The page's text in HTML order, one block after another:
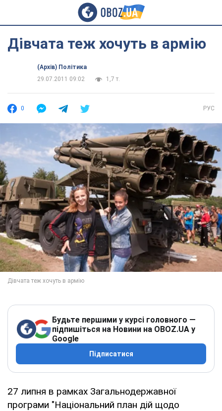
Дівчата теж хочуть в армію
(Архів) Політика
29.07.2011 09:02
1,7 т.
0 РУС
Будьте першими у курсі головного —
підпишіться на Новини на OBOZ.UA у
Google
Підписатися
27 липня в рамках Загальнодержавної
програми "Національний план дій щодо